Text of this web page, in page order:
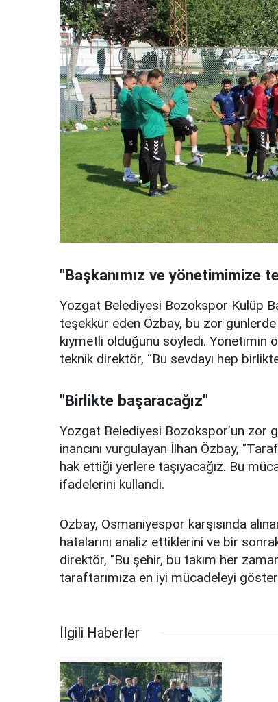
"Başkanımız ve yönetimimize
Yozgat Belediyesi Bozokspor Kulüp
teşekkür eden Özbay, bu zor
kıymetli olduğunu söyledi. Yönetimin
teknik direktör, “Bu sevdayı hep
"Birlikte başaracağız"
Yozgat Belediyesi Bozokspor’un zor
inancını vurgulayan İlhan Özbay,
hak ettiği yerlere taşıyacağız. Bu
ifadelerini kullandı.
Özbay, Osmaniyespor karşısında
hatalarını analiz ettiklerini ve bir
direktör, "Bu şehir, bu takım her
taraftarımıza en iyi mücadeleyi
İlgili Haberler